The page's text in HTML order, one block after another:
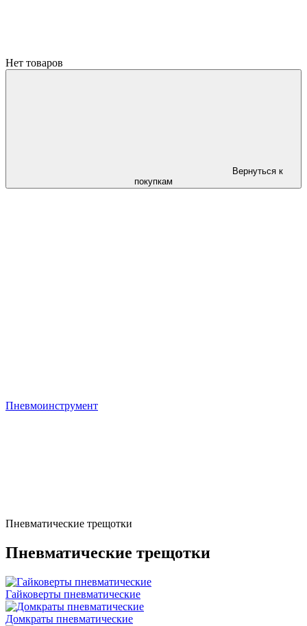
Нет товаров
Вернуться к
покупкам
Пневмоинструмент
Пневматичеcкие трещотки
Пневматичеcкие трещотки
Гайковерты пневматические
Дoмкpaты пнeвмaтичecкиe